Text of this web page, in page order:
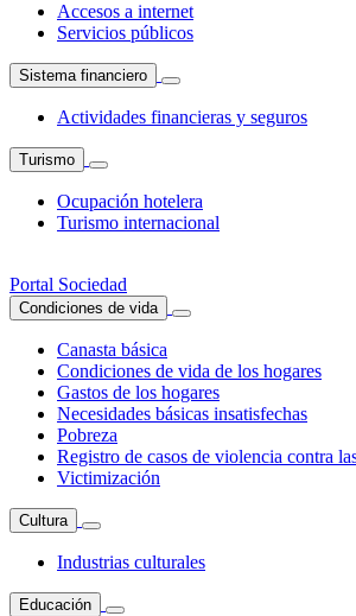
Accesos a internet
Servicios públicos
Sistema financiero
Actividades financieras y seguros
Turismo
Ocupación hotelera
Turismo internacional
Portal Sociedad
Condiciones de vida
Canasta básica
Condiciones de vida de los hogares
Gastos de los hogares
Necesidades básicas insatisfechas
Pobreza
Registro de casos de violencia contra
Victimización
Cultura
Industrias culturales
Educación